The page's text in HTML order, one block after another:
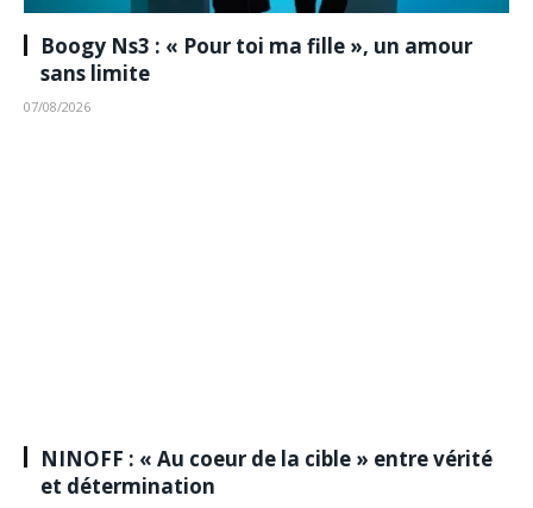
Boogy Ns3 : « Pour toi ma fille », un amour
sans limite
07/08/2026
NINOFF : « Au coeur de la cible » entre vérité
et détermination